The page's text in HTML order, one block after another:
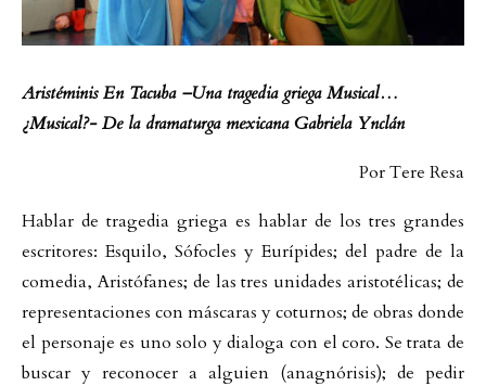
Aristéminis En Tacuba –Una tragedia griega Musical…
¿Musical?- De la dramaturga mexicana Gabriela Ynclán
Por Tere Resa
Hablar de tragedia griega es hablar de los tres grandes
escritores: Esquilo, Sófocles y Eurípides; del padre de la
comedia, Aristófanes; de las tres unidades aristotélicas; de
representaciones con máscaras y coturnos; de obras donde
el personaje es uno solo y dialoga con el coro. Se trata de
buscar y reconocer a alguien (anagnórisis); de pedir